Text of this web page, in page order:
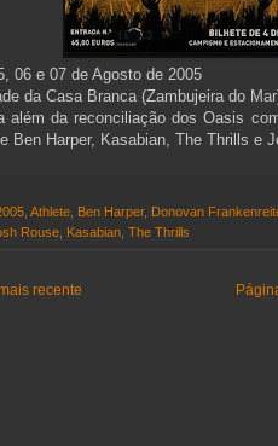
06 e 07 de Agosto de 2005
da Casa Branca (Zambujeira do
além da reconciliação dos Oasis
Ben Harper, Kasabian, The Thrills e
Athlete Ben Harper, Donovan
Rouse Kasabian The Thrills
recente